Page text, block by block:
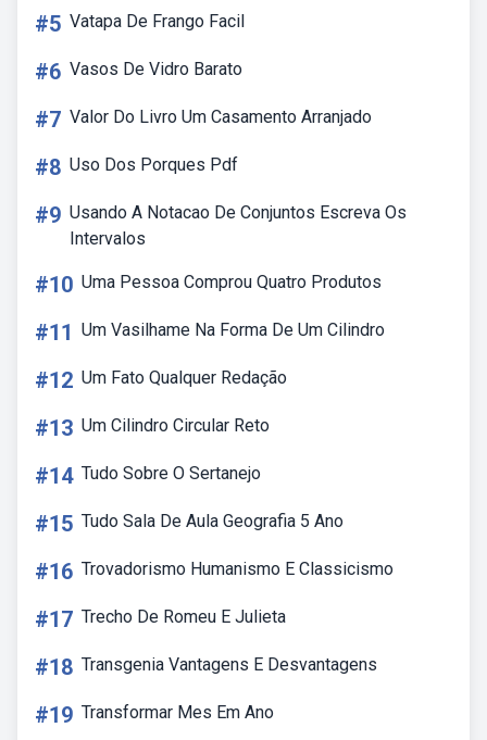
#5 Vatapa De Frango Facil
#6 Vasos De Vidro Barato
#7 Valor Do Livro Um Casamento Arranjado
#8 Uso Dos Porques Pdf
#9 Usando A Notacao De Conjuntos Escreva Os
Intervalos
#10 Uma Pessoa Comprou Quatro Produtos
#11 Um Vasilhame Na Forma De Um Cilindro
#12 Um Fato Qualquer Redação
#13 Um Cilindro Circular Reto
#14 Tudo Sobre O Sertanejo
#15 Tudo Sala De Aula Geografia 5 Ano
#16 Trovadorismo Humanismo E Classicismo
#17 Trecho De Romeu E Julieta
#18 Transgenia Vantagens E Desvantagens
#19 Transformar Mes Em Ano